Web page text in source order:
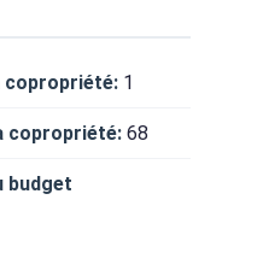
copropriété: 1
copropriété: 68
budget